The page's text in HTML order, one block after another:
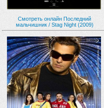
Смотреть онлайн Последний
мальчишник / Stag Night (2009)